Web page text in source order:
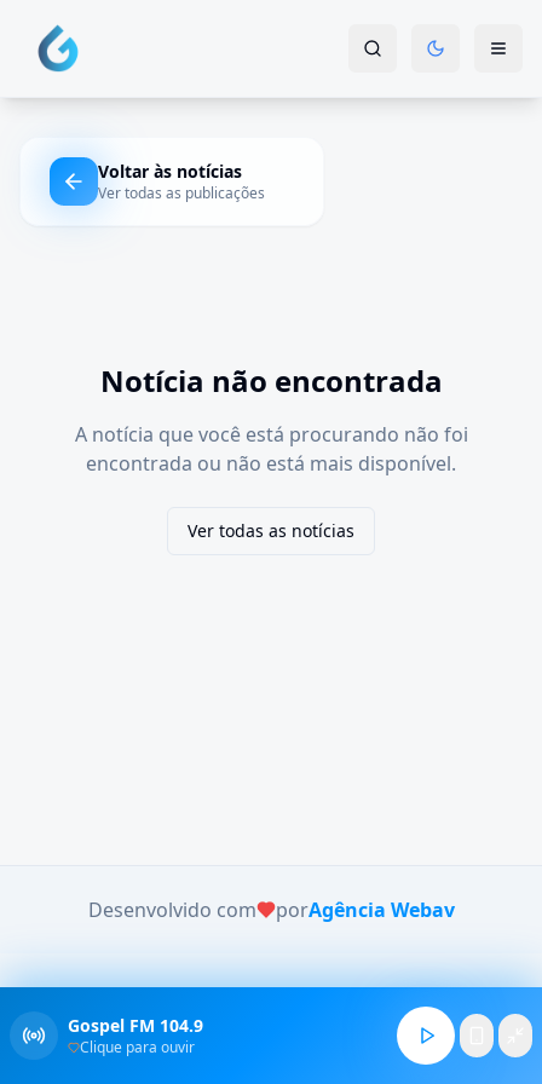
Voltar às notícias
Ver todas as publicações
Notícia não encontrada
A notícia que você está procurando não foi
encontrada ou não está mais disponível.
Ver todas as notícias
Desenvolvido com porAgência Webav
Gospel FM 104.9
Clique para ouvir